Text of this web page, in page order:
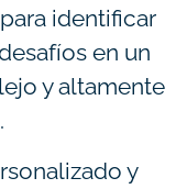
identificar
en un
y altamente
y